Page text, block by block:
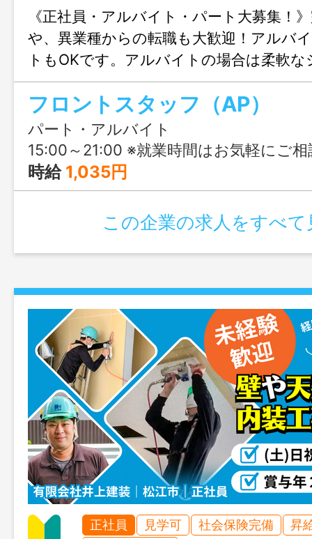
《正社員・アルバイト・パート大募集！
や、異業種からの転職も大歓迎！アルバ
トもOKです。アルバイトの場合は柔軟
望の勤務時間や曜日に合わせて働けます
ご相談ください！
フロントスタッフ（AP）
パート・アルバイト
15:00～21:00 ※就業時間はお気軽にご
時給 1,035円
この企業の求人をすべて
正社員 見学可 社会保険完備
昇